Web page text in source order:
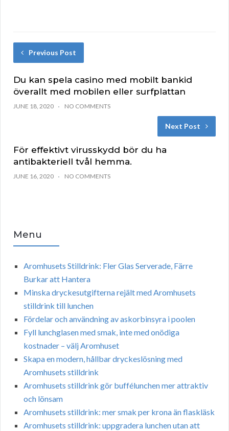
Previous Post
Du kan spela casino med mobilt bankid
överallt med mobilen eller surfplattan
JUNE 18, 2020 NO COMMENTS
Next Post
För effektivt virusskydd bör du ha
antibakteriell tvål hemma.
JUNE 16, 2020 NO COMMENTS
Menu
Aromhusets Stilldrink: Fler Glas Serverade, Färre
Burkar att Hantera
Minska dryckesutgifterna rejält med Aromhusets
stilldrink till lunchen
Fördelar och användning av askorbinsyra i poolen
Fyll lunchglasen med smak, inte med onödiga
kostnader – välj Aromhuset
Skapa en modern, hållbar dryckeslösning med
Aromhusets stilldrink
Aromhusets stilldrink gör buffélunchen mer attraktiv
och lönsam
Aromhusets stilldrink: mer smak per krona än flaskläsk
Aromhusets stilldrink: uppgradera lunchen utan att